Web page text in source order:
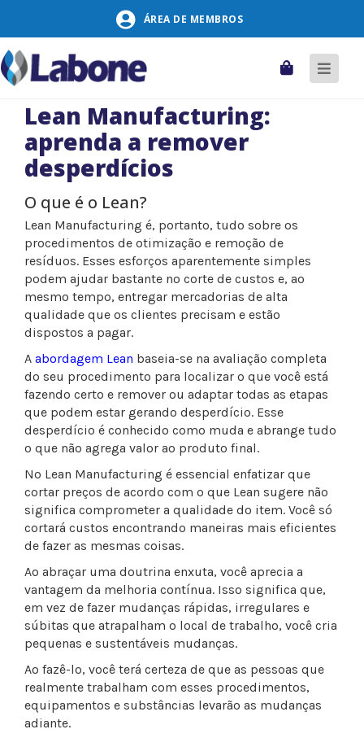
conteúdo
ÁREA DE MEMBROS
Carrinho
Lean Manufacturing:
aprenda a remover
desperdícios
O que é o Lean?
Lean Manufacturing é, portanto, tudo sobre os
procedimentos de otimização e remoção de
resíduos. Esses esforços aparentemente simples
podem ajudar bastante no corte de custos e, ao
mesmo tempo, entregar mercadorias de alta
qualidade que os clientes precisam e estão
dispostos a pagar.
A abordagem Lean baseia-se na avaliação completa
do seu procedimento para localizar o que você está
fazendo certo e remover ou adaptar todas as etapas
que podem estar gerando desperdício. Esse
desperdício é conhecido como muda e abrange tudo
o que não agrega valor ao produto final.
No Lean Manufacturing é essencial enfatizar que
cortar preços de acordo com o que Lean sugere não
significa comprometer a qualidade do item. Você só
cortará custos encontrando maneiras mais eficientes
de fazer as mesmas coisas.
Ao abraçar uma doutrina enxuta, você aprecia a
vantagem da melhoria contínua. Isso significa que,
em vez de fazer mudanças rápidas, irregulares e
súbitas que atrapalham o local de trabalho, você cria
pequenas e sustentáveis ​​mudanças.
Ao fazê-lo, você terá certeza de que as pessoas que
realmente trabalham com esses procedimentos,
equipamentos e substâncias levarão as mudanças
adiante.